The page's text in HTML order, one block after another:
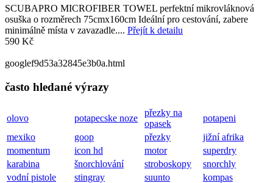
SCUBAPRO MICROFIBER TOWEL perfektní mikrovláknová
osuška o rozměrech 75cmx160cm Ideální pro cestování, zabere
minimálně místa v zavazadle.... Přejít k detailu
590 Kč
googlef9d53a32845e3b0a.html
často hledané výrazy
olovo potapecske noze
přezky na
opasek
potapeni
mexiko
goop přezky
jižní afrika
momentum
icon hd motor
superdry
karabina
šnorchlování stroboskopy
snorchly
vodní pistole
stingray suunto
kompas